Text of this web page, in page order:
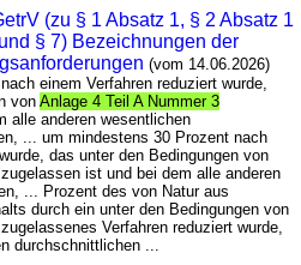
(zu § 1 Absatz 1, § 2 Absatz 1
§ 7) Bezeichnungen der
(vom 14.06.2026)
einem Verfahren reduziert wurde,
vonAnlage 4 Teil A Nummer 3
alle anderen wesentlichen
... um mindestens 30 Prozent nach
das unter den Bedingungen von
ist und bei dem alle anderen
... Prozent des von Natur aus
durch ein unter den Bedingungen von
zugelassenes Verfahren reduziert wurde,
durchschnittlichen ...